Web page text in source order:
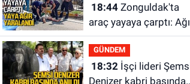
18:44Zonguldak'ta
araç yayaya çarptı: Ağır
yaralanan yaya tedavi
altına alındı
GÜNDEM
18:32İşçi lideri Şemsi
Denizer kabri başında